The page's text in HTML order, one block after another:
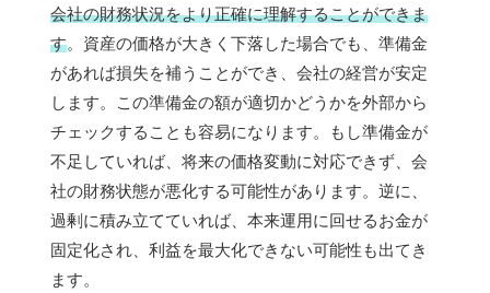
会社の財務状況をより正確に理解することができま
す。資産の価格が大きく下落した場合でも、準備金
があれば損失を補うことができ、会社の経営が安定
します。この準備金の額が適切かどうかを外部から
チェックすることも容易になります。もし準備金が
不足していれば、将来の価格変動に対応できず、会
社の財務状態が悪化する可能性があります。逆に、
過剰に積み立てていれば、本来運用に回せるお金が
固定化され、利益を最大化できない可能性も出てき
ます。